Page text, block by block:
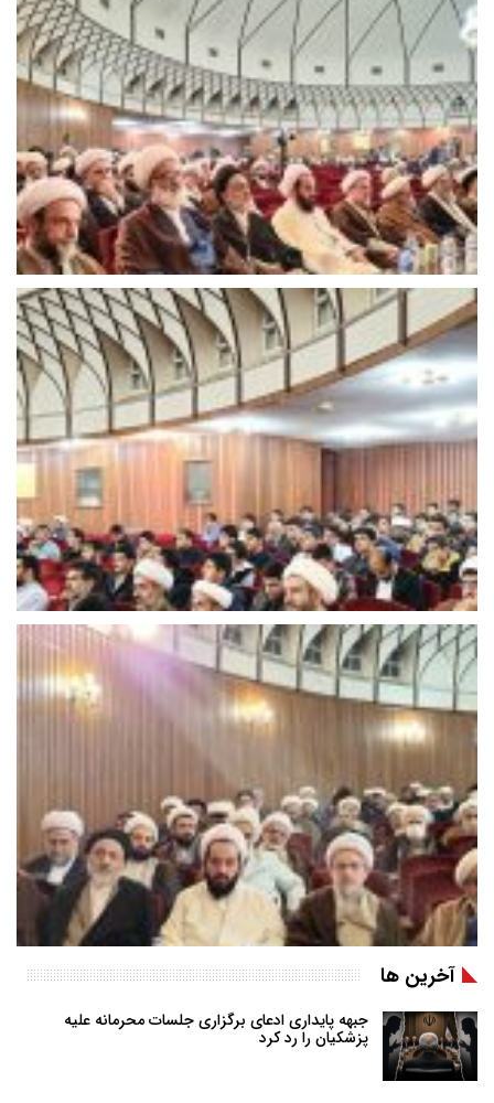
آخرین ها
جبهه پایداری ادعای برگزاری جلسات محرمانه علیه
پزشکیان را رد کرد